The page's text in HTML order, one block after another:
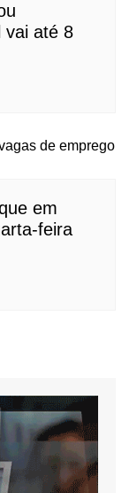
vai até 8
em
feira